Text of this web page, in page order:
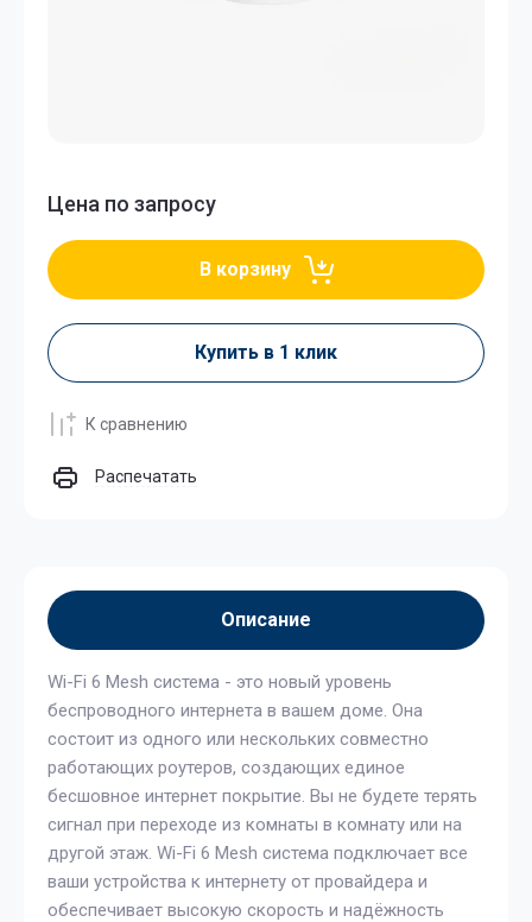
Цена по запросу
В корзину
Купить в 1 клик
К сравнению
Распечатать
Описание
Wi-Fi 6 Mesh система - это новый уровень
беспроводного интернета в вашем доме. Она
состоит из одного или нескольких совместно
работающих роутеров, создающих единое
бесшовное интернет покрытие. Вы не будете терять
сигнал при переходе из комнаты в комнату или на
другой этаж. Wi-Fi 6 Mesh система подключает все
ваши устройства к интернету от провайдера и
обеспечивает высокую скорость и надёжность